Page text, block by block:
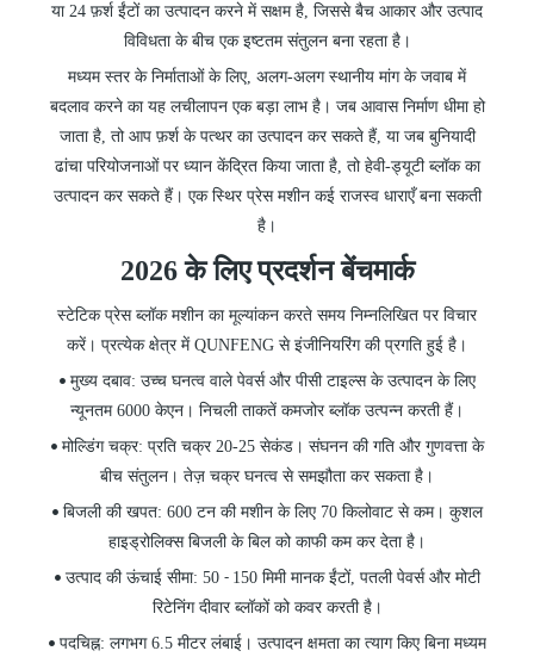
या 24 फ़र्श ईंटों का उत्पादन करने में सक्षम है, जिससे बैच आकार और उत्पाद
विविधता के बीच एक इष्टतम संतुलन बना रहता है।
मध्यम स्तर के निर्माताओं के लिए, अलग-अलग स्थानीय मांग के जवाब में
बदलाव करने का यह लचीलापन एक बड़ा लाभ है। जब आवास निर्माण धीमा हो
जाता है, तो आप फ़र्श के पत्थर का उत्पादन कर सकते हैं, या जब बुनियादी
ढांचा परियोजनाओं पर ध्यान केंद्रित किया जाता है, तो हेवी-ड्यूटी ब्लॉक का
उत्पादन कर सकते हैं। एक स्थिर प्रेस मशीन कई राजस्व धाराएँ बना सकती
है।
2026 के लिए प्रदर्शन बेंचमार्क
स्टेटिक प्रेस ब्लॉक मशीन का मूल्यांकन करते समय निम्नलिखित पर विचार
करें। प्रत्येक क्षेत्र में QUNFENG से इंजीनियरिंग की प्रगति हुई है।
• मुख्य दबाव: उच्च घनत्व वाले पेवर्स और पीसी टाइल्स के उत्पादन के लिए
न्यूनतम 6000 केएन। निचली ताकतें कमजोर ब्लॉक उत्पन्न करती हैं।
• मोल्डिंग चक्र: प्रति चक्र 20-25 सेकंड। संघनन की गति और गुणवत्ता के
बीच संतुलन। तेज़ चक्र घनत्व से समझौता कर सकता है।
• बिजली की खपत: 600 टन की मशीन के लिए 70 किलोवाट से कम। कुशल
हाइड्रोलिक्स बिजली के बिल को काफी कम कर देता है।
• उत्पाद की ऊंचाई सीमा: 50 - 150 मिमी मानक ईंटों, पतली पेवर्स और मोटी
रिटेनिंग दीवार ब्लॉकों को कवर करती है।
• पदचिह्न: लगभग 6.5 मीटर लंबाई। उत्पादन क्षमता का त्याग किए बिना मध्यम